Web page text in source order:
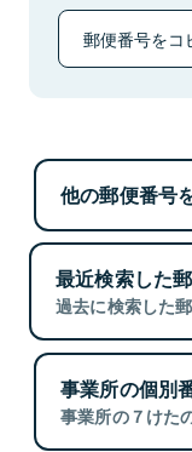
郵便番号をコ
他の郵便番号
最近検索した
過去に検索した
事業所の個別
事業所の７けた